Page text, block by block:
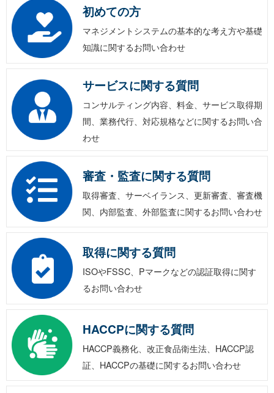
初めての方
マネジメントシステムの基本的な考え方や基礎
知識に関するお問い合わせ
サービスに関する質問
コンサルティング内容、料金、サービス取得期
間、業務代行、対応規格などに関するお問い合
わせ
審査・監査に関する質問
取得審査、サーベイランス、更新審査、審査機
関、内部監査、外部監査に関するお問い合わせ
取得に関する質問
ISOやFSSC、Pマークなどの認証取得に関す
るお問い合わせ
HACCPに関する質問
HACCP義務化、改正食品衛生法、HACCP認
証、HACCPの基礎に関するお問い合わせ